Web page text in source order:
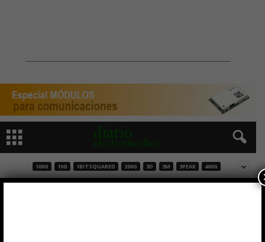
100G 10G 1BITSQUARED 200G 3D 3M 3PEAK 400G